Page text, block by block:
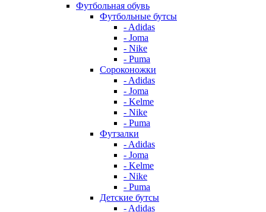
Футбольная обувь
Футбольные бутсы
- Adidas
- Joma
- Nike
- Puma
Сороконожки
- Adidas
- Joma
- Kelme
- Nike
- Puma
Футзалки
- Adidas
- Joma
- Kelme
- Nike
- Puma
Детские бутсы
- Adidas